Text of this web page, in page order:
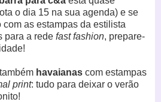
o dia 15 na sua agenda) e se
as estampas da estilista
para a rede fast fashion, prepare-
havaianas com estampas
print: tudo para deixar o verão